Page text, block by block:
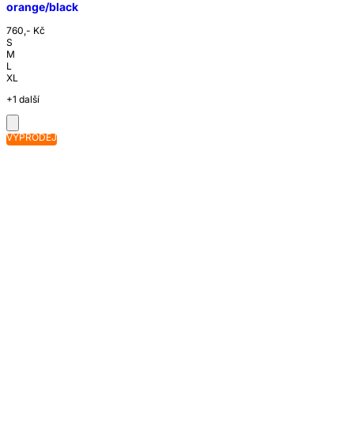
orange/black
760,- Kč
S
M
L
XL
+1 další
VÝPRODEJ